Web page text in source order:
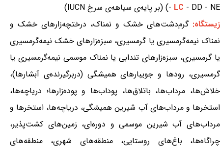
- LC - DD - NE) (بر پایه‌ی سیاهه‌ی سرخ IUCN)
زیستگاه:گرم‌دشت‌های خشک و نمناک، درختچه‌زارهای خشک و
نمناک نیمه‌گرمسیری یا گرمسیری، سبزه‌زارهای خشک نیمه‌گرمسیری
یا گرمسیری، سبزه‌زارهای تندابی یا نمناک موسمی نیمه‌گرمسیری یا
گرمسیری، رودها و جویبارهای همیشگی (دربرگیرنده‌ی آبشارها)،
خلاش‌ها، مرداب‌ها، باتلاق‌ها، پوداب‌ها و پوده‌زارها؛ دریاچه‌ها،
استخرها و مرداب‌های آب شیرین همیشگی، دریاچه‌ها، استخرها و
مرداب‌های آب شیرین موسمی و دوره‌ای، زمین‌های کشت‌پذیر،
چراگاه‌ها، باغ‌های روستایی، منطقه‌های شهری، منطقه‌های